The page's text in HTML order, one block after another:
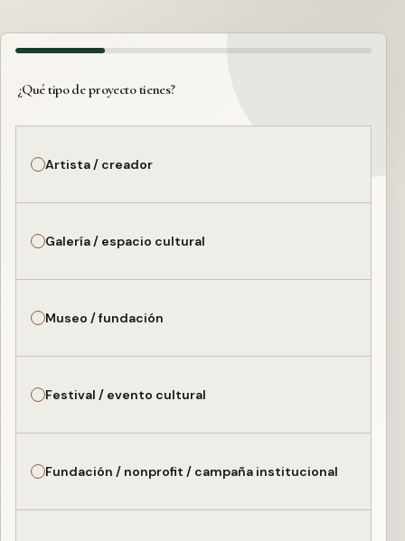
¿Qué tipo de proyecto tienes?
Artista / creador
Galería / espacio cultural
Museo / fundación
Festival / evento cultural
Fundación / nonprofit / campaña institucional